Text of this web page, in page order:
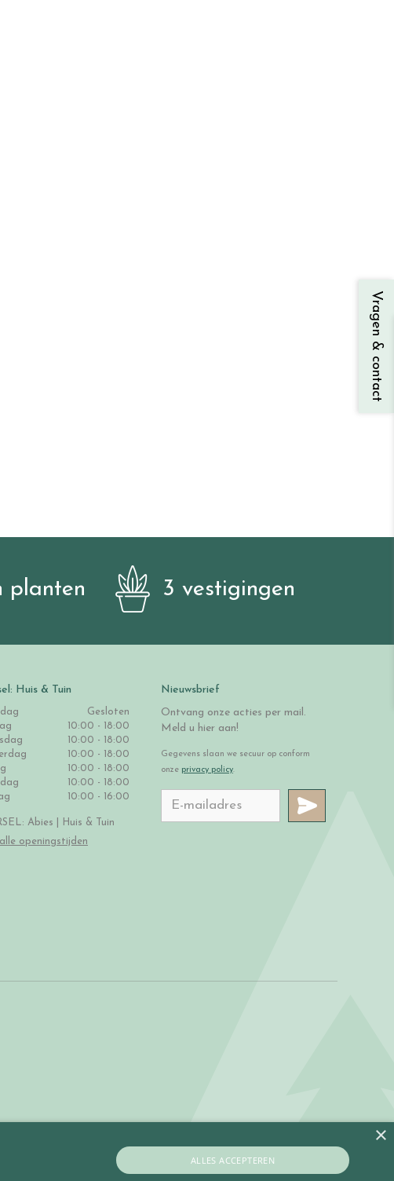
planten 3 vestigingen
Huis & Tuin
Gesloten
10:00 - 18:00
10:00 - 18:00
10:00 - 18:00
10:00 - 18:00
10:00 - 18:00
10:00 - 16:00
Abies | Huis & Tuin
alle openingstijden
Nieuwsbrief
Ontvang onze acties per mail.
Meld u hier aan!
Gegevens slaan we secuur op conform
onze privacy policy.
Vragen & contact
×
ALLES ACCEPTEREN